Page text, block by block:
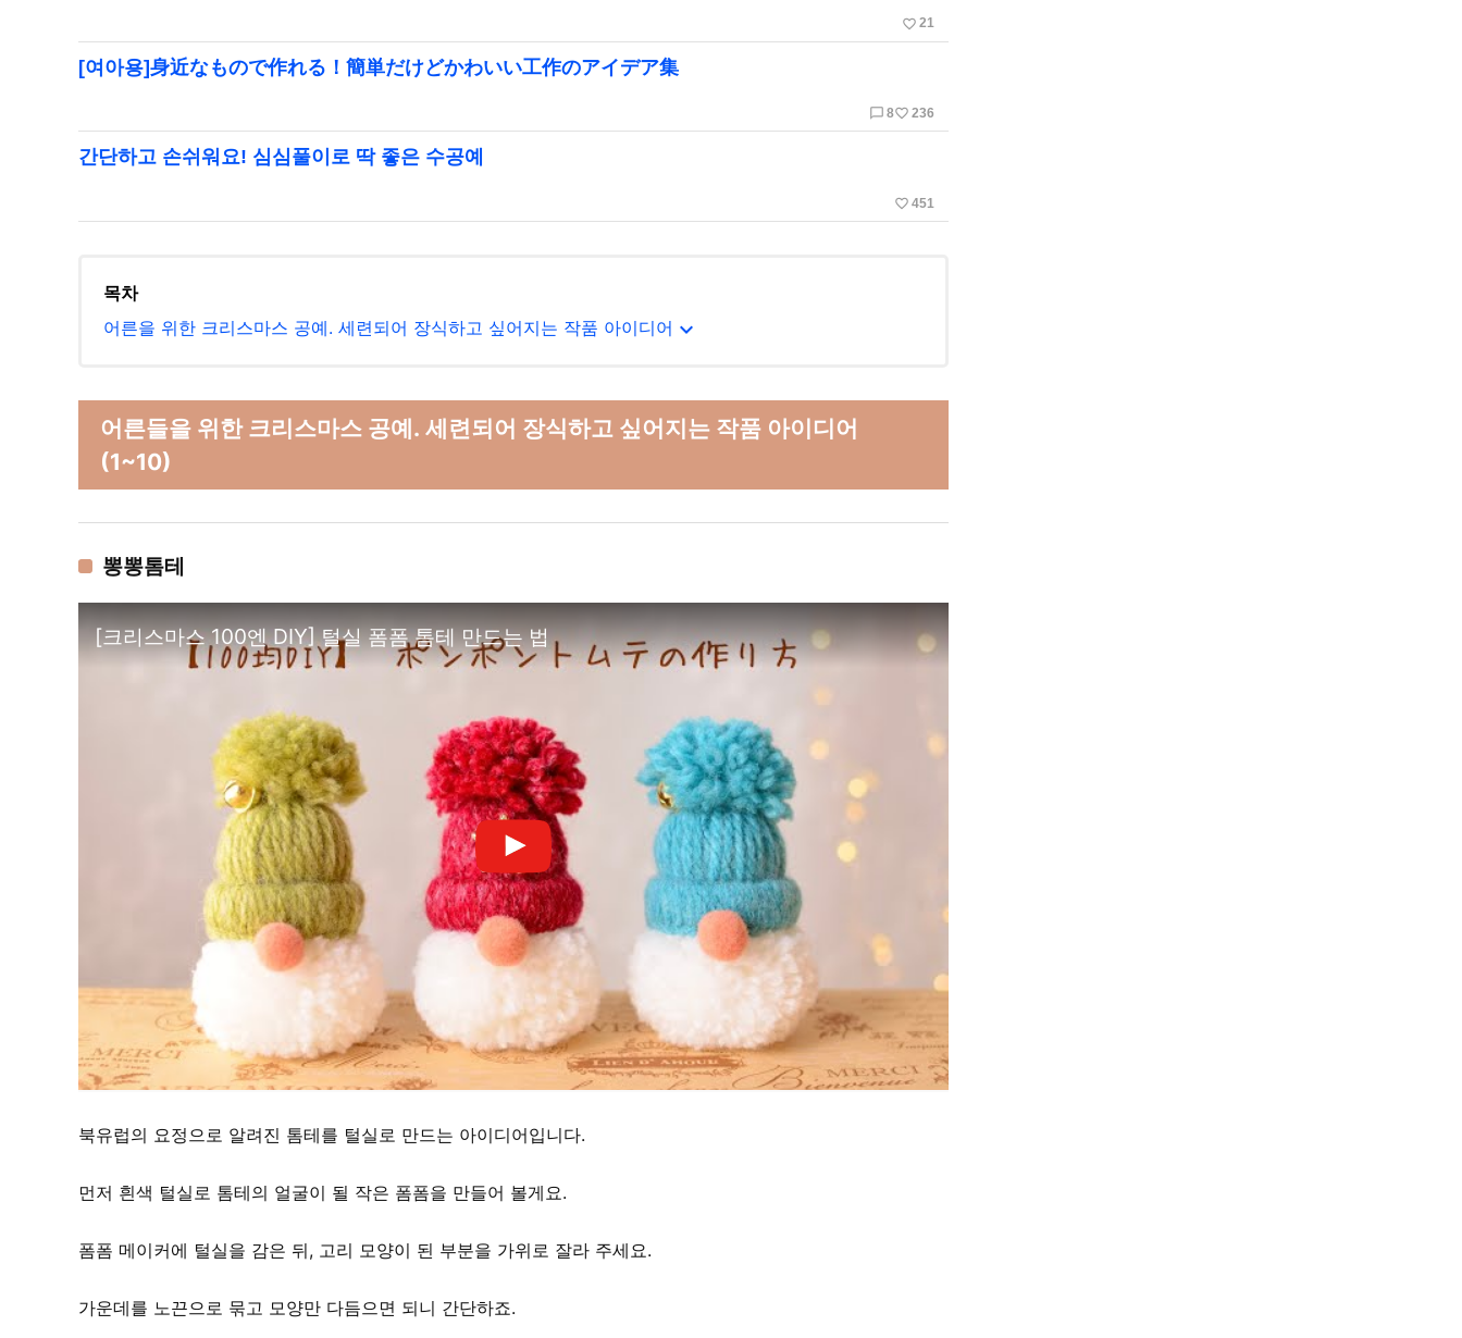
favorite_border 21
[여아용]身近なもので作れる！簡単だけどかわいい工作のアイデア集
chat_bubble_outline 8favorite_border 236
간단하고 손쉬워요! 심심풀이로 딱 좋은 수공예
favorite_border 451
목차
어른을 위한 크리스마스 공예. 세련되어 장식하고 싶어지는 작품 아이디어 expand_more
어른들을 위한 크리스마스 공예. 세련되어 장식하고 싶어지는 작품 아이디어
(1~10)
뽕뽕톰테
[크리스마스 100엔 DIY] 털실 폼폼 톰테 만드는 법
북유럽의 요정으로 알려진 톰테를 털실로 만드는 아이디어입니다.
먼저 흰색 털실로 톰테의 얼굴이 될 작은 폼폼을 만들어 볼게요.
폼폼 메이커에 털실을 감은 뒤, 고리 모양이 된 부분을 가위로 잘라 주세요.
가운데를 노끈으로 묶고 모양만 다듬으면 되니 간단하죠.